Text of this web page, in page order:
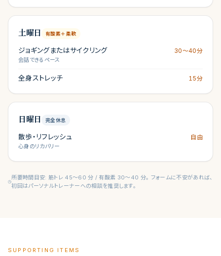
土曜日 有酸素＋柔軟
ジョギングまたはサイクリング
会話できるペース
30〜40分
全身ストレッチ 15分
日曜日 完全休息
散歩・リフレッシュ
心身のリカバリー
自由
所要時間目安: 筋トレ 45〜60 分 / 有酸素 30〜40 分。 フォームに不安があれば、
初回はパーソナルトレーナーへの相談を推奨します。
SUPPORTING ITEMS